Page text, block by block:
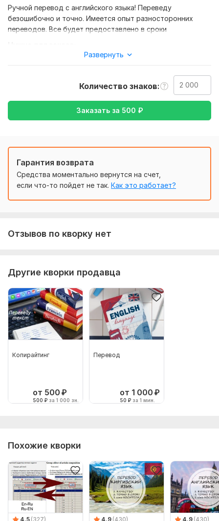
Ручной перевод с английского языка! Переведу
безошибочно и точно. Имеется опыт разносторонних
переводов. Все будет предоставлено в сроки
Чтобы выполнить ваш заказ, мне потребуется текст,
Спорт,
Туризм и путешествия,
с Русского на Английский
Объем услуги в кворке:
Развернуть
Количество знаков
Заказать за 500 ₽
Гарантия возврата
Средства моментально вернутся на счет,
если что-то пойдет не так. Как это работает?
Отзывов по кворку нет
Другие кворки продавца
Копирайтинг
от 500 ₽
500 ₽ за 1 000 зн.
Перевод
от 1 000 ₽
50 ₽ за 1 мин.
Похожие кворки
4.5 (327) 4.9 (430) 4.9 (430)